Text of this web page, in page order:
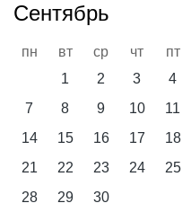
Сентябрь
пн вт ср чт пт
1
2 3 4
7
8 9 10 11
14
15 16 17 18
21
22 23 24 25
28
29 30